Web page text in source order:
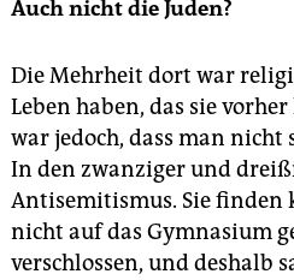
Auch nicht die Juden?
Die Mehrheit dort war
Leben haben, das sie
war jedoch, dass man nicht
In den zwanziger und
Antisemitismus. Sie finden
nicht auf das Gymnasium
verschlossen, und deshalb